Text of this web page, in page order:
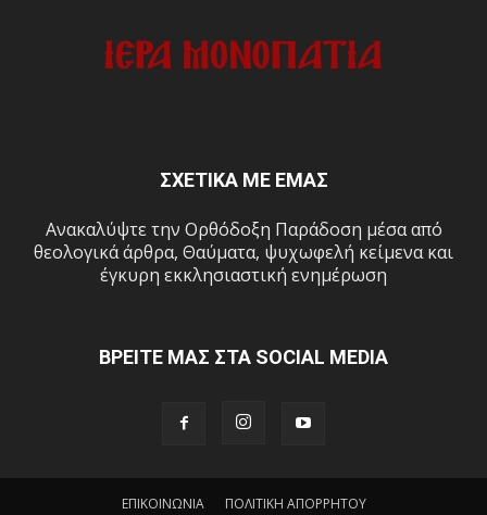
ΣΧΕΤΙΚΑ ΜΕ ΕΜΑΣ
Ανακαλύψτε την Ορθόδοξη Παράδοση μέσα από
θεολογικά άρθρα, Θαύματα, ψυχωφελή κείμενα και
έγκυρη εκκλησιαστική ενημέρωση
ΒΡΕΙΤΕ ΜΑΣ ΣΤΑ SOCIAL MEDIA
ΕΠΙΚΟΙΝΩΝΙΑ ΠΟΛΙΤΙΚΗ ΑΠΟΡΡΗΤΟΥ